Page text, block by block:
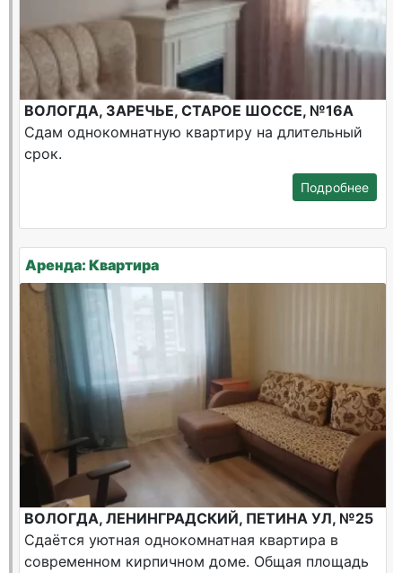
ВОЛОГДА, ЗАРЕЧЬЕ, СТАРОЕ ШОССЕ, №16А
Сдам однокомнатную квартиру на длительный
срок.
Подробнее
Аренда: Квартира
ВОЛОГДА, ЛЕНИНГРАДСКИЙ, ПЕТИНА УЛ, №25
Сдаётся уютная однокомнатная квартира в
современном кирпичном доме. Общая площадь